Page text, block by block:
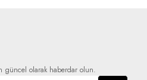
güncel olarak haberdar olun.